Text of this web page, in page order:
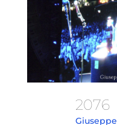
2076
Giuseppe